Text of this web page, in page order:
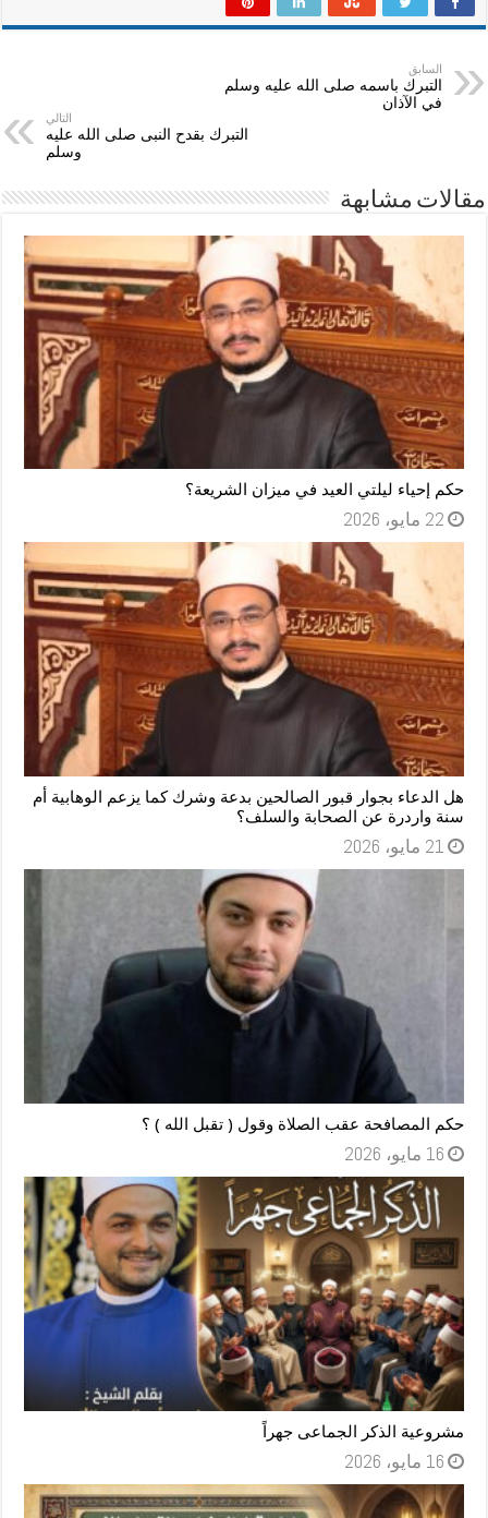
السابق
التبرك باسمه صلى الله عليه وسلم
في الآذان
التالي
التبرك بقدح النبى صلى الله عليه
وسلم
مقالات مشابهة
حكم إحياء ليلتي العيد في ميزان الشريعة؟
22 مايو، 2026
هل الدعاء بجوار قبور الصالحين بدعة وشرك كما يزعم الوهابية أم
سنة واردرة عن الصحابة والسلف؟
21 مايو، 2026
حكم المصافحة عقب الصلاة وقول ( تقبل الله ) ؟
16 مايو، 2026
مشروعية الذكر الجماعى جهراً
16 مايو، 2026